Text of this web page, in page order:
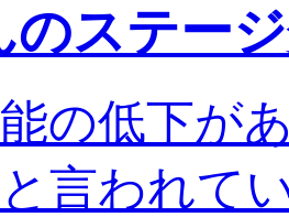
のステー
の低下が
言われて